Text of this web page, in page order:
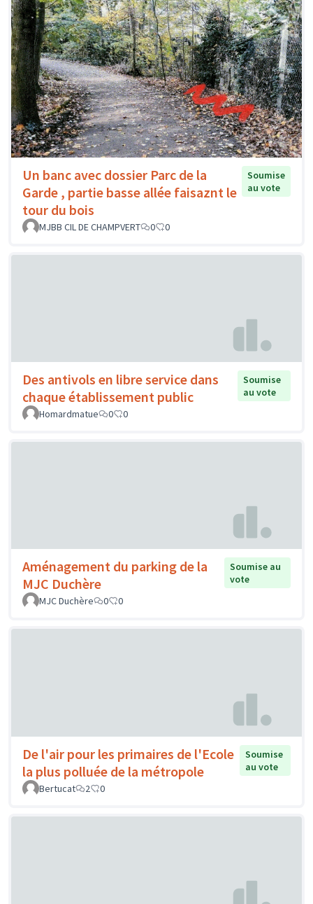
Un banc avec dossier Parc de la
Garde , partie basse allée faisaznt le
tour du bois
Soumise
au vote
MJBB CIL DE CHAMPVERT 0 0
Des antivols en libre service dans
chaque établissement public
Soumise
au vote
Homardmatue
0 0
Aménagement du parking de la
MJC Duchère
Soumise au
vote
MJC Duchère
0 0
De l'air pour les primaires de l'Ecole
la plus polluée de la métropole
Soumise
au vote
Bertucat
2 0